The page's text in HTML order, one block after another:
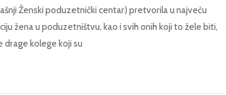
Ženski poduzetnički centar) pretvorila u najveću
žena u poduzetništvu, kao i svih onih koji to žele biti,
drage kolege koji su